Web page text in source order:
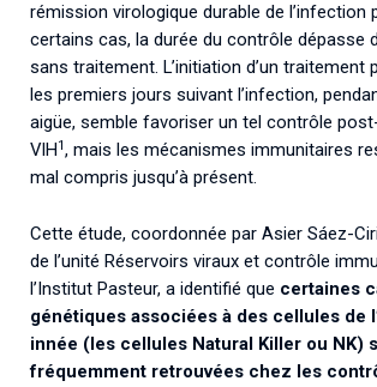
rémission virologique durable de l’infection
certains cas, la durée du contrôle dépasse
sans traitement. L’initiation d’un traitement
les premiers jours suivant l’infection,
aigüe, semble favoriser un tel contrôle
VIH 1, mais les mécanismes immunitaires
mal compris jusqu’à présent.
Cette étude, coordonnée par Asier Sáez-
de l’unité Réservoirs viraux et contrôle
l’Institut Pasteur, a identifié que certaines
génétiques associées à des cellules de
innée (les cellules Natural Killer ou NK)
fréquemment retrouvées chez les